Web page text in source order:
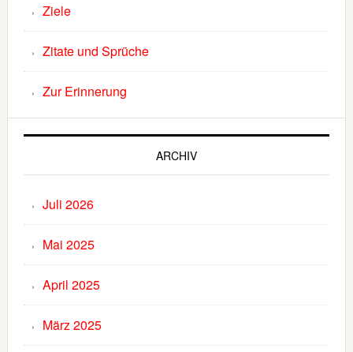
Ziele
Zitate und Sprüche
Zur Erinnerung
ARCHIV
Juli 2026
Mai 2025
April 2025
März 2025